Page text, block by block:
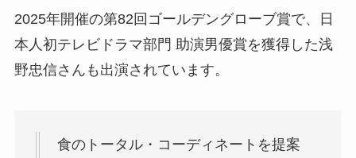
2025年開催の第82回ゴールデングローブ賞で、日
本人初テレビドラマ部門 助演男優賞を獲得した浅
野忠信さんも出演されています。
食のトータル・コーディネートを提案